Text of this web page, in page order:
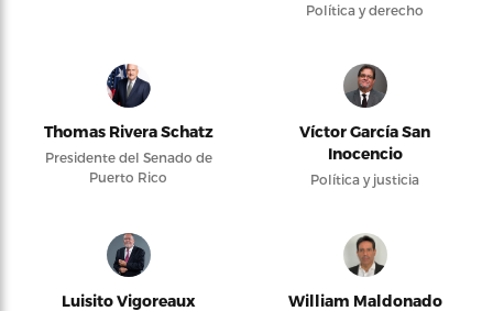
Política y derecho
Thomas Rivera Schatz
Presidente del Senado de
Puerto Rico
Víctor García San
Inocencio
Política y justicia
Luisito Vigoreaux William Maldonado